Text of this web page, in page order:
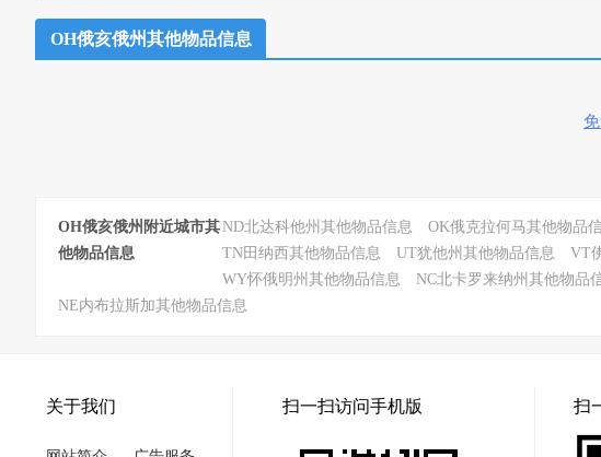
OH俄亥俄州其他物品信息
OH俄亥俄州附近城市其
他物品信息
ND北达科他州其他物品信息 OK俄克拉何马其他物品
TN田纳西其他物品信息
UT犹他州其他物品信息 VT
WY怀俄明州其他物品信息
NC北卡罗来纳州其他物品
NE内布拉斯加其他物品信息
关于我们 扫一扫访问手机版 扫